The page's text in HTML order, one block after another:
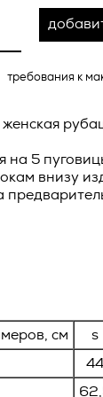
требования к
на 5
внизу
см s
44
тексту –
по
в №152-
с
адрес
Поля, д.